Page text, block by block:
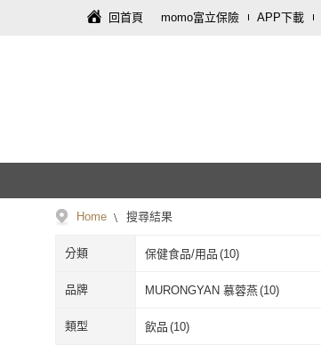
回首頁 momo富立保險 APP下載
Home 搜尋結果
分類 保健食品/用品 (10)
品牌 MURONGYAN 慕蓉燕(10)
MURONGYAN 慕蓉燕
類型 飲品 (10)